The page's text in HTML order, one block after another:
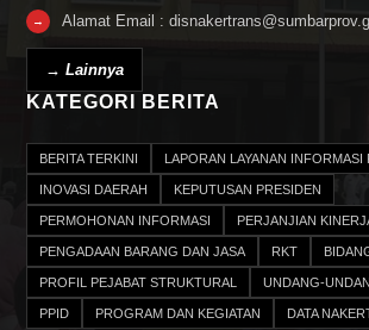
→ Alamat Email :
→ Lainnya
KATEGORI BERITA
BERITA TERKINI LAPORAN LAYANAN INFORMASI
INOVASI DAERAH KEPUTUSAN PRESIDEN
PERMOHONAN INFORMASI PERJANJIAN
PENGADAAN BARANG DAN JASA RKT
PROFIL PEJABAT STRUKTURAL UNDANG-
PPID PROGRAM DAN KEGIATAN DATA